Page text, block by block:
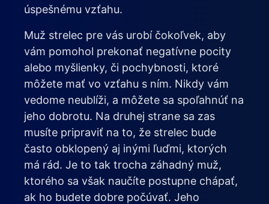
úspešnému vzťahu.
Muž strelec pre vás urobí čokoľvek, aby
vám pomohol prekonať negatívne pocity
alebo myšlienky, či pochybnosti, ktoré
môžete mať vo vzťahu s ním. Nikdy vám
vedome neublíži, a môžete sa spoľahnúť na
jeho dobrotu. Na druhej strane sa zas
musíte pripraviť na to, že strelec bude
často obklopený aj inými ľuďmi, ktorých
má rád. Je to tak trocha záhadný muž,
ktorého sa však naučíte postupne chápať,
ak ho budete dobre počúvať. Jeho